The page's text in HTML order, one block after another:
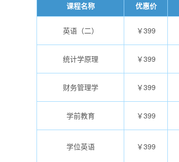
课程名称 优惠价
英语（二） ￥399
统计学原理 ￥399
财务管理学 ￥399
学前教育 ￥399
学位英语 ￥399